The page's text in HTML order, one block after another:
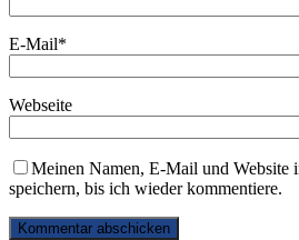
E-Mail*
Webseite
Meinen Namen, E-Mail und Website
speichern, bis ich wieder kommentiere.